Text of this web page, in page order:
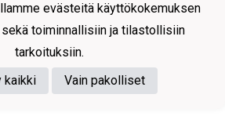
evästeitä käyttökokemuksen
toiminnallisiin ja tilastollisiin
tarkoituksiin.
kaikki
Vain pakolliset